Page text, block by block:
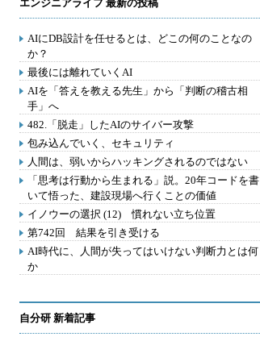
エンジニアライフ 最新の投稿
AIにDB設計を任せるとは、どこの何のことなの
か？
最後には離れていくAI
AIを「答えを教える先生」から「判断の稽古相
手」へ
482.「脱走」したAIのサイバー攻撃
包み込んでいく、セキュリティ
人間は、弱いからハッキングされるのではない
「思考は行動から生まれる」説。20年コードを書
いて悟った、建設現場へ行くことの価値
イノウーの選択 (12) 慣れない立ち位置
第742回 結果を引き受ける
AI時代に、人間が失ってはいけない判断力とは何
か
自分研 新着記事